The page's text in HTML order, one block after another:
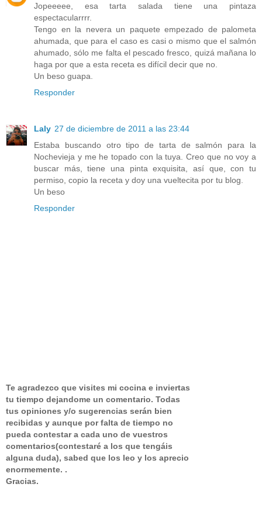
Jopeeeee, esa tarta salada tiene una pintaza
espectacularrrr.
Tengo en la nevera un paquete empezado de palometa
ahumada, que para el caso es casi o mismo que el salmón
ahumado, sólo me falta el pescado fresco, quizá mañana lo
haga por que a esta receta es difícil decir que no.
Un beso guapa.
Responder
Laly 27 de diciembre de 2011 a las 23:44
Estaba buscando otro tipo de tarta de salmón para la
Nochevieja y me he topado con la tuya. Creo que no voy a
buscar más, tiene una pinta exquisita, así que, con tu
permiso, copio la receta y doy una vueltecita por tu blog.
Un beso
Responder
Te agradezco que visites mi cocina e inviertas
tu tiempo dejandome un comentario. Todas
tus opiniones y/o sugerencias serán bien
recibidas y aunque por falta de tiempo no
pueda contestar a cada uno de vuestros
comentarios(contestaré a los que tengáis
alguna duda), sabed que los leo y los aprecio
enormemente. .
Gracias.